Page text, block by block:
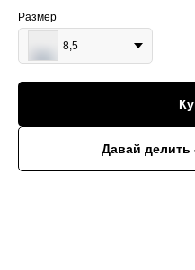
Размер
8,5
Давай делить